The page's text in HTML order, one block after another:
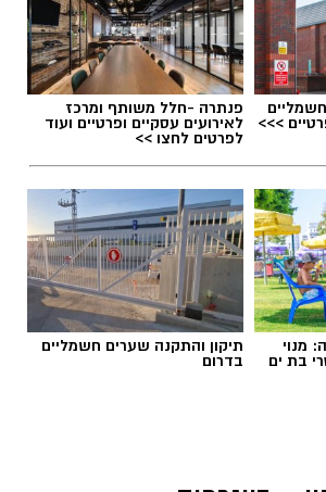
>>>
פנתרה -חלל משותף ומרכז
לאירועים עסקיים ופרטיים ועוד
לפרטים לחצו >>
מנוי
בת ים
תיקון והתקנה שערים חשמליים
בדרום